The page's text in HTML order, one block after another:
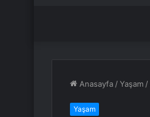
Anasayfa /Yaşam /
Yaşam